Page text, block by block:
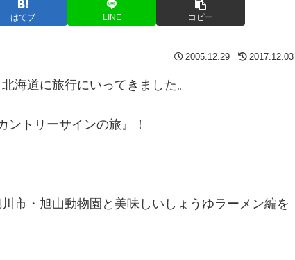
はてブ LINE コピー
2005.12.29 2017.12.03
海道に旅行にいってきました。
トリーサインの旅』！
市・旭山動物園と美味しいしょうゆラーメン編を